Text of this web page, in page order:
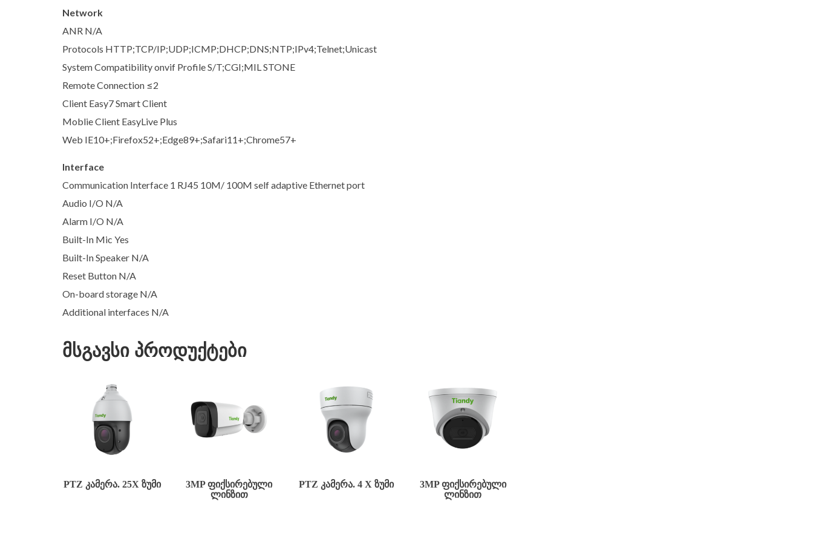
Network
ANR N/A
Protocols HTTP;TCP/IP;UDP;ICMP;DHCP;DNS;NTP;IPv4;Telnet;Unicast
System Compatibility onvif Profile S/T;CGI;MIL STONE
Remote Connection ≤2
Client Easy7 Smart Client
Moblie Client EasyLive Plus
Web IE10+;Firefox52+;Edge89+;Safari11+;Chrome57+
Interface
Communication Interface 1 RJ45 10M/ 100M self adaptive Ethernet port
Audio I/O N/A
Alarm I/O N/A
Built-In Mic Yes
Built-In Speaker N/A
Reset Button N/A
On-board storage N/A
Additional interfaces N/A
მსგავსი პროდუქტები
PTZ ᲙᲐᲛᲔᲠᲐ. 25X ᲖᲣᲛᲘ
3MP ᲤᲘᲥᲡᲘᲠᲔᲑᲣᲚᲘ
ᲚᲘᲜᲖᲘᲗ
PTZ ᲙᲐᲛᲔᲠᲐ. 4 X ᲖᲣᲛᲘ
3MP ᲤᲘᲥᲡᲘᲠᲔᲑᲣᲚᲘ
ᲚᲘᲜᲖᲘᲗ